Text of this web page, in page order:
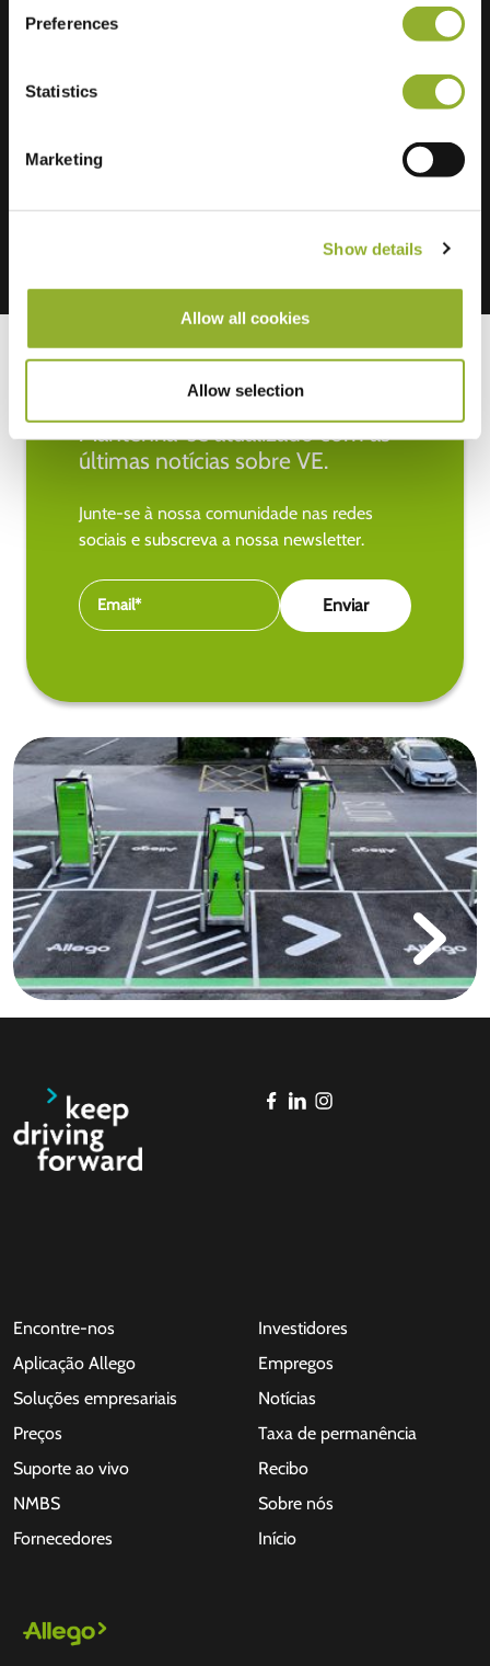
Preferences
Statistics
Marketing
Show details
Allow all cookies
Allow selection
Mantenha-se atualizado com as
últimas notícias sobre VE.
Junte-se à nossa comunidade nas redes
sociais e subscreva a nossa newsletter.
Encontre-nos
Aplicação Allego
Soluções empresariais
Preços
Suporte ao vivo
NMBS
Fornecedores
Investidores
Empregos
Notícias
Taxa de permanência
Recibo
Sobre nós
Início